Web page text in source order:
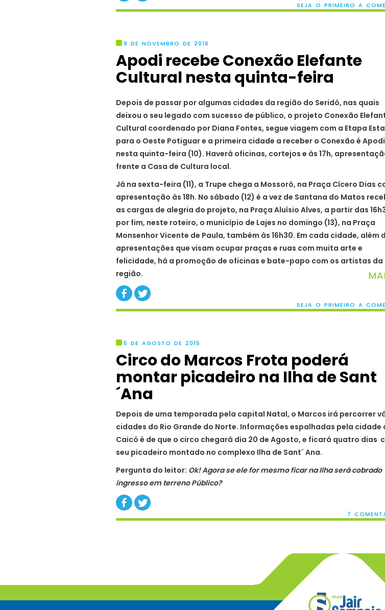
SEJA O PRIMEIRO A
9 DE NOVEMBRO DE 2016
Apodi recebe Conexão Elefante
Cultural nesta quinta-feira
Depois de passar por algumas cidades da região do Seridó, nas quais
deixou o seu legado com sucesso de público, o projeto Conexão
Cultural coordenado por Diana Fontes, segue viagem com a Etapa
para o Oeste Potiguar e a primeira cidade a receber o Conexão é
nesta quinta-feira (10). Haverá oficinas, cortejos e às 17h,
frente a Casa de Cultura local.
Já na sexta-feira (11), a Trupe chega a Mossoró, na Praça Cícero Dias
apresentação às 18h. No sábado (12) é a vez de Santana do Matos
as cargas de alegria do projeto, na Praça Aluísio Alves, a partir das
por fim, neste roteiro, o município de Lajes no domingo (13), na Praça
Monsenhor Vicente de Paula, também às 16h30. Em cada cidade, além
apresentações que visam ocupar praças e ruas com muita arte e
felicidade, há a promoção de oficinas e bate-papo com os artistas da
região.
SEJA O PRIMEIRO A
5 DE AGOSTO DE 2015
Circo do Marcos Frota poderá
montar picadeiro na Ilha de Sant
´Ana
Depois de uma temporada pela capital Natal, o Marcos irá percorrer
cidades do Rio Grande do Norte. Informações espalhadas pela cidade
Caicó é de que o circo chegará dia 20 de Agosto, e ficará quatro dias
seu picadeiro montado no complexo Ilha de Sant´ Ana.
Pergunta do leitor: Ok! Agora se ele for mesmo ficar na Ilha será cobrado
ingresso em terreno Público?
7